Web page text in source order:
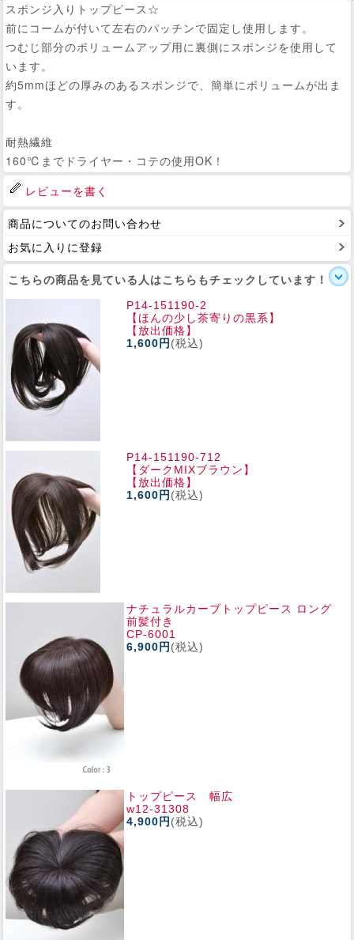
スポンジ入りトップピース☆
前にコームが付いて左右のパッチンで固定し使用します。
つむじ部分のボリュームアップ用に裏側にスポンジを使用して
います。
約5mmほどの厚みのあるスポンジで、簡単にボリュームが出ま
す。
耐熱繊維
160℃までドライヤー・コテの使用OK！
レビューを書く
商品についてのお問い合わせ
お気に入りに登録
こちらの商品を見ている人はこちらもチェックしています！
P14-151190-2
【ほんの少し茶寄りの黒系】
【放出価格】
1,600円(税込)
P14-151190-712
【ダークMIXブラウン】
【放出価格】
1,600円(税込)
ナチュラルカーブトップピース ロング
前髪付き
CP-6001
6,900円(税込)
トップピース 幅広
w12-31308
4,900円(税込)